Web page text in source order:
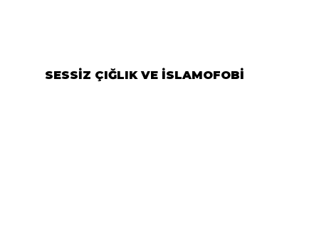
SESSİZ ÇIĞLIK VE İSLAMOFOBİ